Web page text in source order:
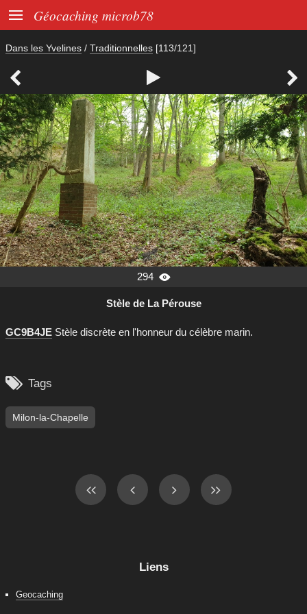
 Géocaching microb78
Dans les Yvelines / Traditionnelles [113/121]
  
294 
Stèle de La Pérouse
GC9B4JE Stèle discrète en l'honneur du célèbre marin.
 Tags
Milon-la-Chapelle
Liens
Geocaching